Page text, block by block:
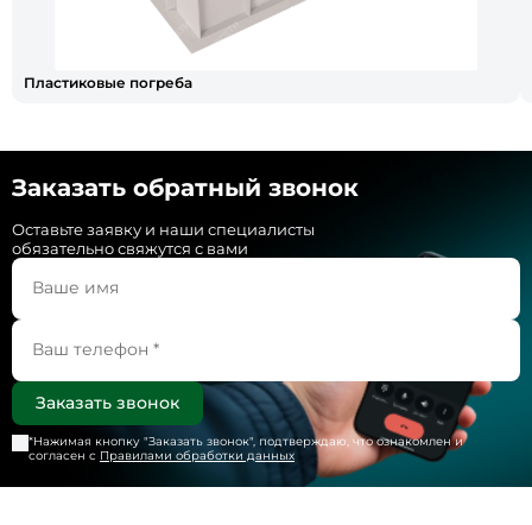
Пластиковые погреба
Заказать обратный звонок
Оставьте заявку и наши специалисты
обязательно свяжутся с вами
*Нажимая кнопку "Заказать звонок", подтверждаю, что ознакомлен и
согласен с Правилами обработки данных